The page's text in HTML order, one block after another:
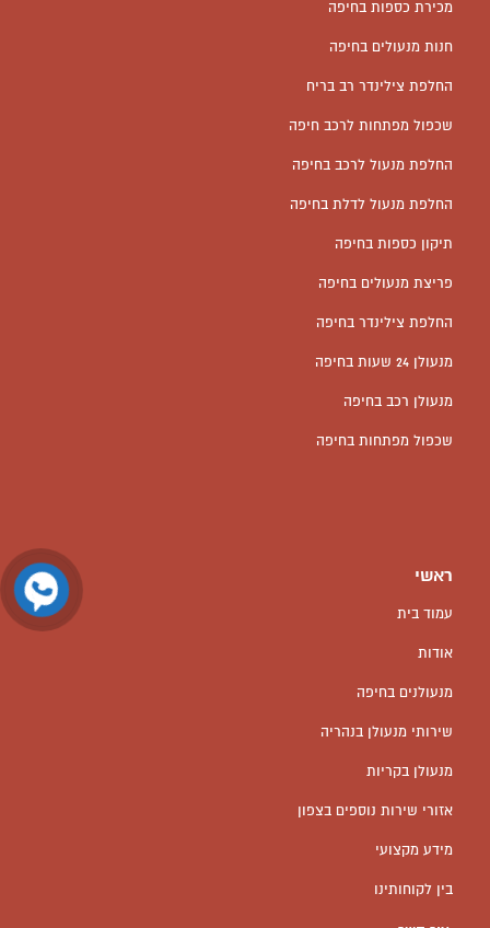
מכירת כספות בחיפה
חנות מנעולים בחיפה
החלפת צילינדר רב בריח
שכפול מפתחות לרכב חיפה
החלפת מנעול לרכב בחיפה
החלפת מנעול לדלת בחיפה
תיקון כספות בחיפה
פריצת מנעולים בחיפה
החלפת צילינדר בחיפה
מנעולן 24 שעות בחיפה
מנעולן רכב בחיפה
שכפול מפתחות בחיפה
ראשי
עמוד בית
אודות
מנעולנים בחיפה
שירותי מנעולן בנהריה
מנעולן בקריות
אזורי שירות נוספים בצפון
מידע מקצועי
בין לקוחותינו